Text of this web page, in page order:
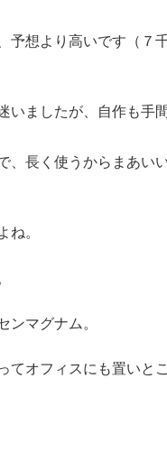
予想より高いです（７
いましたが、自作も手
、長く使うからまあい
ね。
ンマグナム。
てオフィスにも置いと